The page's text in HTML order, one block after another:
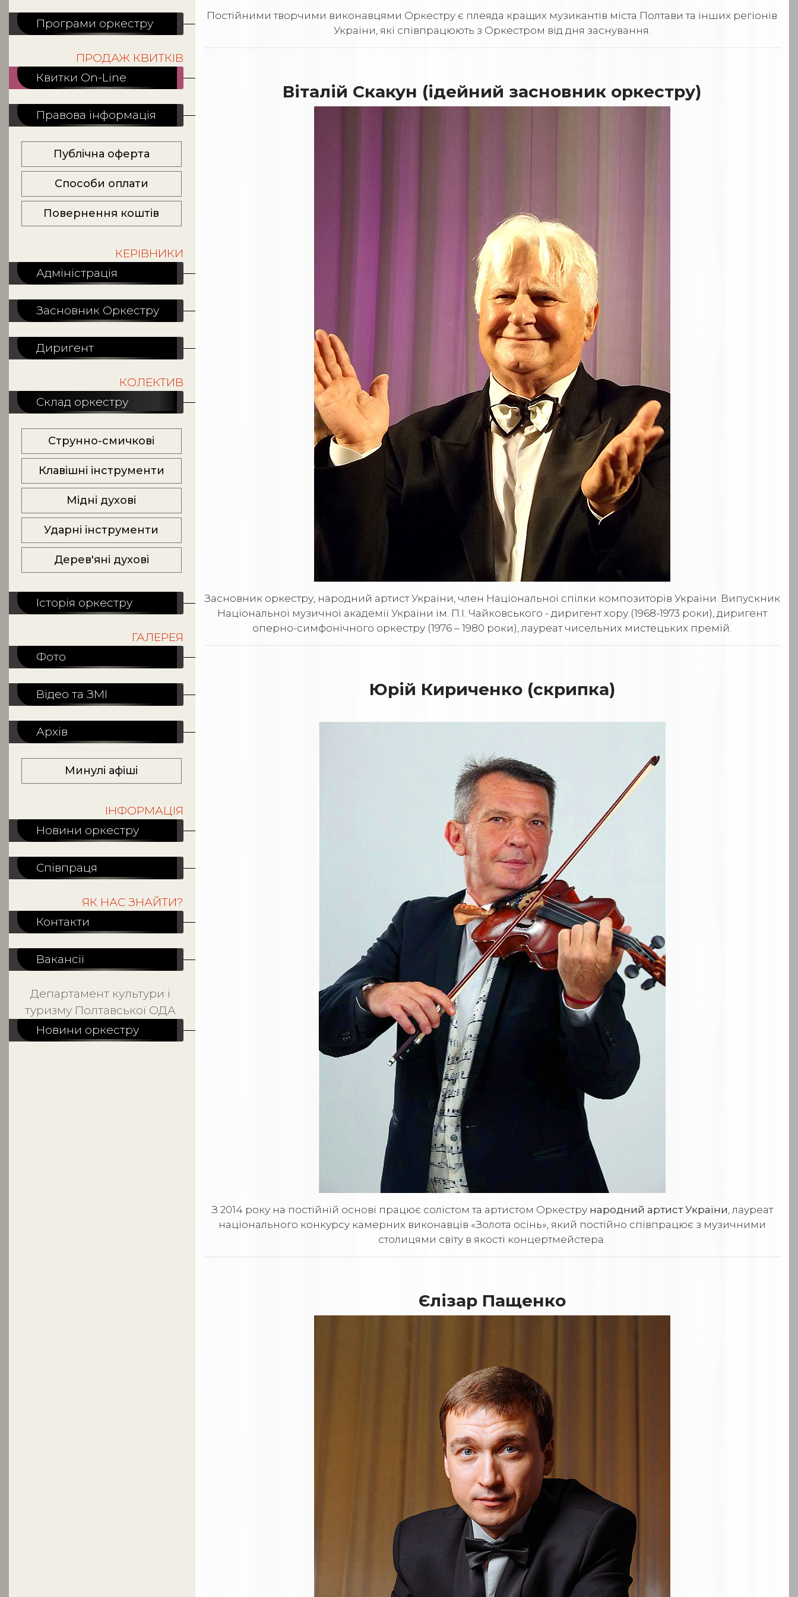
Програми оркестру
ПРОДАЖ КВИТКІВ
Квитки On-Line
Правова інформація
Публічна оферта
Способи оплати
Повернення коштів
КЕРІВНИКИ
Адміністрація
Засновник Оркестру
Диригент
КОЛЕКТИВ
Склад оркестру
Струнно-смичкові
Клавішні інструменти
Мідні духові
Ударні інструменти
Дерев'яні духові
Історія оркестру
ГАЛЕРЕЯ
Фото
Відео та ЗМІ
Архів
Минулі афіші
ІНФОРМАЦІЯ
Новини оркестру
Співпраця
ЯК НАС ЗНАЙТИ?
Контакти
Вакансiї
Департамент культури і
туризму Полтавської ОДА
Новини оркестру
Постійними творчими виконавцями Оркестру є плеяда кращих музикантів міста Полтави та інших регіонів
України, які співпрацюють з Оркестром від дня заснування.
Віталій Скакун (ідейний засновник оркестру)
Засновник оркестру, народний артист України, член Національної спілки композиторів України. Випускник
Національної музичної академії України ім. П.І. Чайковського - диригент хору (1968-1973 роки), диригент
оперно-симфонічного оркестру (1976 – 1980 роки), лауреат чисельних мистецьких премій.
Юрій Кириченко (скрипка)
З 2014 року на постійній основі працює солістом та артистом Оркестру народний артист України, лауреат
національного конкурсу камерних виконавців «Золота осінь», який постійно співпрацює з музичними
столицями світу в якості концертмейстера.
Єлізар Пащенко